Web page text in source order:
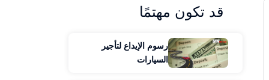
قد تكون مهتمًا
رسوم الإيداع لتأجير
السيارات